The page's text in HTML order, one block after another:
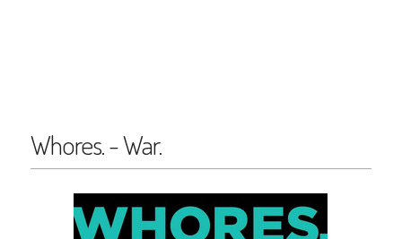
Whores. - War.